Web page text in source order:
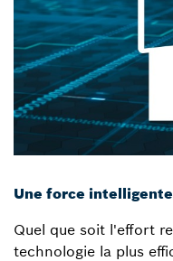
Une force
Quel que soit l'effort
technologie la plus